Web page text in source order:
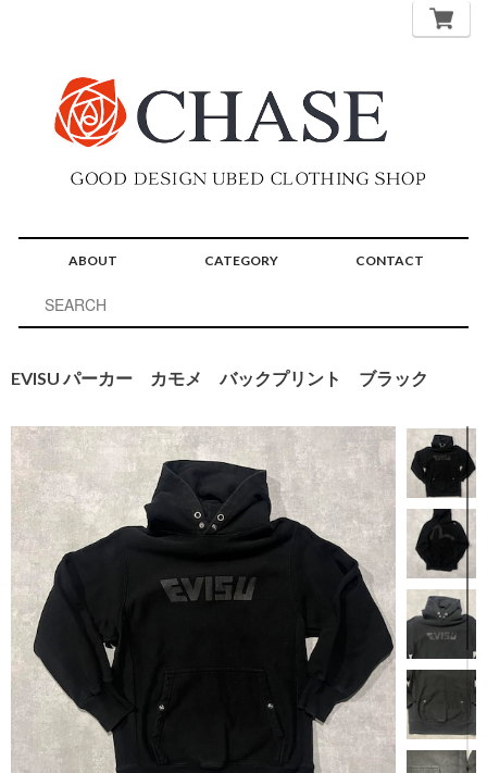
ABOUT CATEGORY CONTACT
EVISU パーカー カモメ バックプリント ブラック